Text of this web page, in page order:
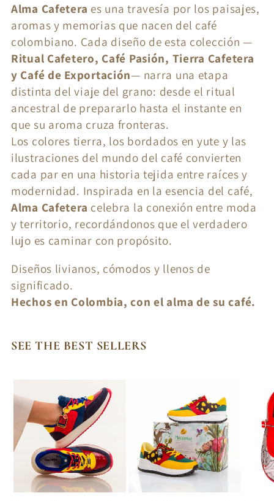
l
e
c
t
i
o
n
:
Alma Cafetera es una travesía por los paisajes,
aromas y memorias que nacen del café
colombiano. Cada diseño de esta colección —
Ritual Cafetero, Café Pasión, Tierra Cafetera
y Café de Exportación— narra una etapa
distinta del viaje del grano: desde el ritual
ancestral de prepararlo hasta el instante en
que su aroma cruza fronteras.
Los colores tierra, los bordados en yute y las
ilustraciones del mundo del café convierten
cada par en una historia tejida entre raíces y
modernidad. Inspirada en la esencia del café,
Alma Cafetera celebra la conexión entre moda
y territorio, recordándonos que el verdadero
lujo es caminar con propósito.
Diseños livianos, cómodos y llenos de
significado.
Hechos en Colombia, con el alma de su café.
SEE THE BEST SELLERS